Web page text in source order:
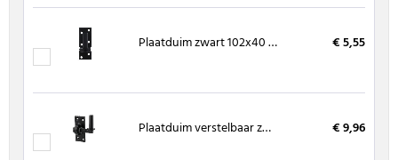
Plaatduim zwart 102x40 mm draaipen Ø16 mm € 5,55
Plaatduim verstelbaar zwart draaipen Ø16 mm € 9,96